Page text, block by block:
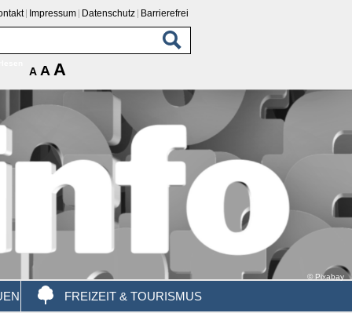
Impressum Datenschutz Barrierefrei
A A A
© Pixabay
FREIZEIT & TOURISMUS